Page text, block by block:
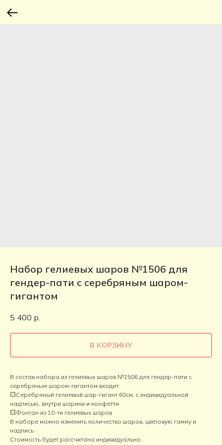
Набор гелиевых шаров №1506 для
гендер-пати с серебряным шаром-
гигантом
5 400 р.
В КОРЗИНУ
В состав набора из гелиевых шаров №1506 для гендер-пати с
серебряным шаром-гигантом входит:
💥Серебряный гелиевый шар-гигант 60см. с индивидуальной
надписью, внутри шарики и конфетти
💥Фонтан из 10-ти гелиевых шаров
В наборе можно изменить количество шаров, цветовую гамму и
надпись
Стоимость будет рассчитана индивидуально